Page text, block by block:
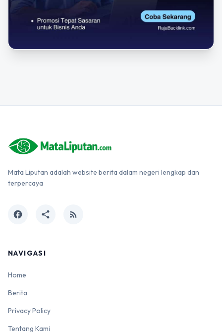
Mata Liputan adalah website berita dalam negeri lengkap dan
terpercaya
facebook share rss_feed
NAVIGASI
Home
Berita
Privacy Policy
Tentang Kami